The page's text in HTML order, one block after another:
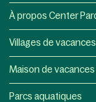
À propos Center
Villages de vacances
Maison de vacances
Parcs aquatiques